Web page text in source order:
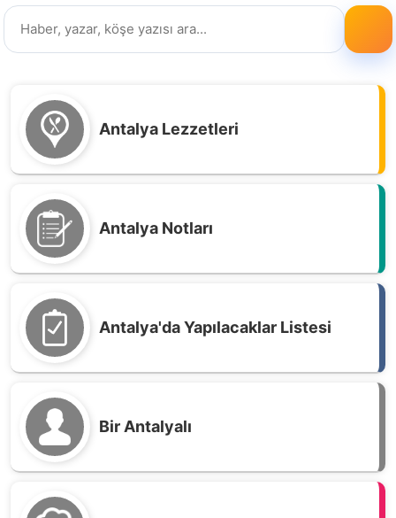
Antalya Lezzetleri
Antalya Notları
Antalya'da Yapılacaklar Listesi
Bir Antalyalı